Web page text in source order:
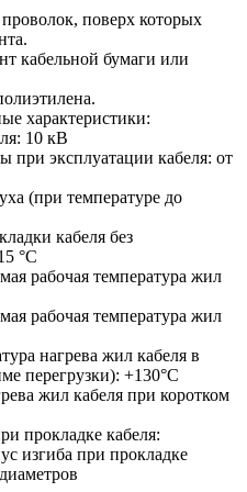
поверх которых
кабельной бумаги или
характеристики:
10 кВ
при эксплуатации кабеля: от
(при температуре до
кабеля без
°С
рабочая температура жил
рабочая температура жил
нагрева жил кабеля в
перегрузки): +130°С
жил кабеля при коротком
прокладке кабеля:
изгиба при прокладке